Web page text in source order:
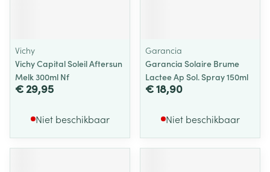
Vichy
Vichy Capital Soleil Aftersun
Melk 300ml Nf
€ 29,95
Niet beschikbaar
Garancia
Garancia Solaire Brume
Lactee Ap Sol. Spray 150ml
€ 18,90
Niet beschikbaar